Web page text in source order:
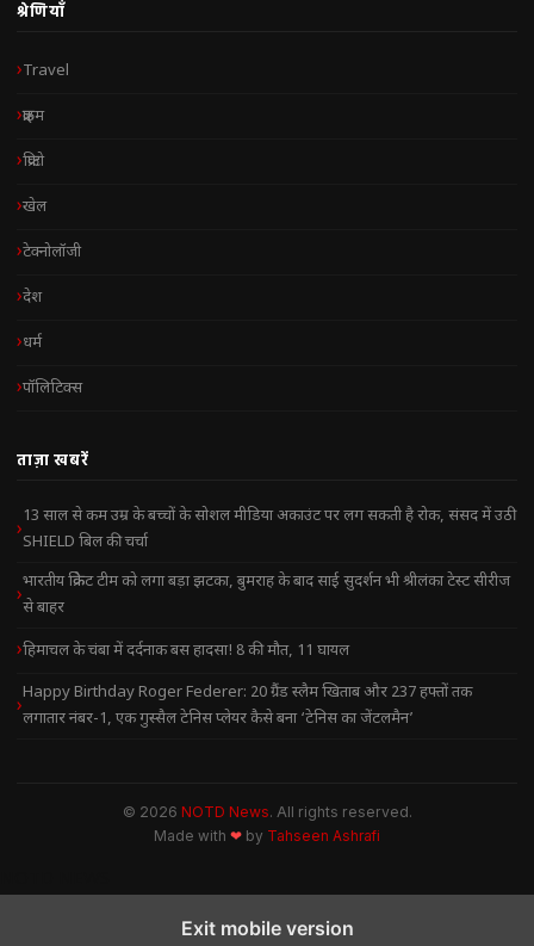
श्रेणियाँ
Travel
क्राइम
क्रिप्टो
खेल
टेक्नोलॉजी
देश
धर्म
पॉलिटिक्स
ताज़ा खबरें
13 साल से कम उम्र के बच्चों के सोशल मीडिया अकाउंट पर लग सकती है रोक, संसद में उठी
SHIELD बिल की चर्चा
भारतीय क्रिकेट टीम को लगा बड़ा झटका, बुमराह के बाद साई सुदर्शन भी श्रीलंका टेस्ट सीरीज
से बाहर
हिमाचल के चंबा में दर्दनाक बस हादसा! 8 की मौत, 11 घायल
Happy Birthday Roger Federer: 20 ग्रैंड स्लैम खिताब और 237 हफ्तों तक
लगातार नंबर-1, एक गुस्सैल टेनिस प्लेयर कैसे बना ‘टेनिस का जेंटलमैन’
© 2026 NOTD News. All rights reserved.
Made with ❤ by Tahseen Ashrafi
Exit mobile version